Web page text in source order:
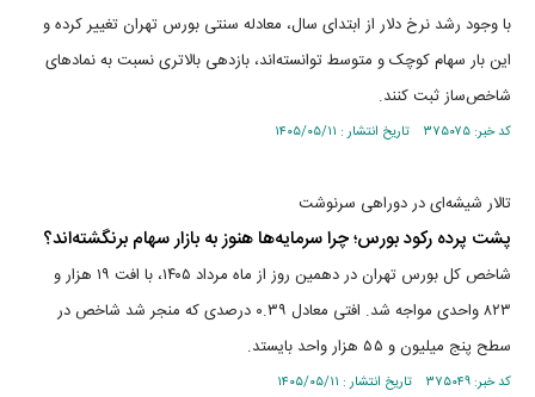
با وجود رشد نرخ دلار از ابتدای سال، معادله سنتی بورس تهران تغییر کرده و
این بار سهام کوچک و متوسط توانسته‌اند، بازدهی بالاتری نسبت به نمادهای
شاخص‌ساز ثبت کنند.
کد خبر: ۳۷۵۰۷۵ تاریخ انتشار : ۱۴۰۵/۰۵/۱۱
تالار شیشه‌ای در دوراهی سرنوشت
پشت پرده رکود بورس؛ چرا سرمایه‌ها هنوز به بازار سهام برنگشته‌اند؟
شاخص کل بورس تهران در دهمین روز از ماه مرداد ۱۴۰۵، با افت ۱۹ هزار و
۸۲۳ واحدی مواجه شد. افتی معادل ۰.۳۹ درصدی که منجر شد شاخص در
سطح پنج میلیون و ۵۵ هزار واحد بایستد.
کد خبر: ۳۷۵۰۴۹ تاریخ انتشار : ۱۴۰۵/۰۵/۱۱